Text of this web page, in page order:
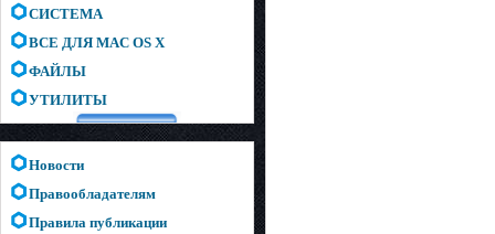
СИСТЕМА
ВСЕ ДЛЯ MAC OS X
ФАЙЛЫ
УТИЛИТЫ
Новости
Правообладателям
Правила публикации